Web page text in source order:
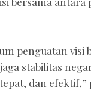
penguatan visi
stabilitas
dan efektif,”